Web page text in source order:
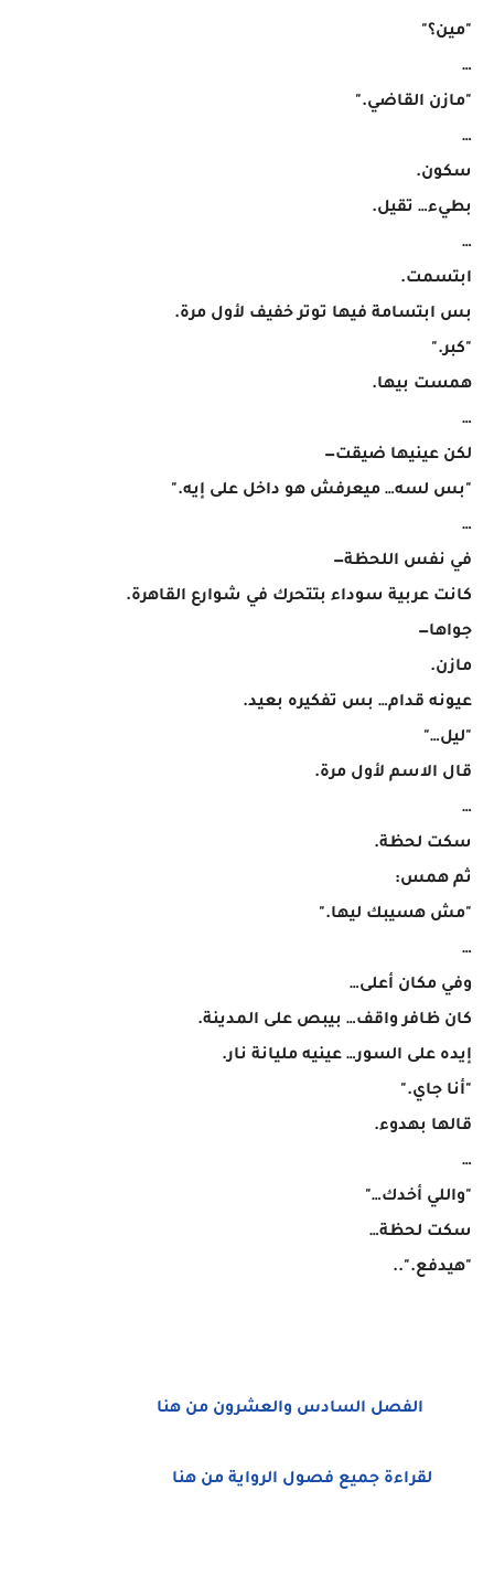
"مين؟"
…
"مازن القاضي."
…
سكون.
بطيء… تقيل.
…
ابتسمت.
بس ابتسامة فيها توتر خفيف لأول مرة.
"كبر."
همست بيها.
…
لكن عينيها ضيقت—
"بس لسه… ميعرفش هو داخل على إيه."
…
في نفس اللحظة—
كانت عربية سوداء بتتحرك في شوارع القاهرة.
جواها—
مازن.
عيونه قدام… بس تفكيره بعيد.
"ليل…"
قال الاسم لأول مرة.
…
سكت لحظة.
ثم همس:
"مش هسيبك ليها."
…
وفي مكان أعلى…
كان ظافر واقف… بيبص على المدينة.
إيده على السور… عينيه مليانة نار.
"أنا جاي."
قالها بهدوء.
…
"واللي أخدك…"
سكت لحظة…
"هيدفع."..
الفصل السادس والعشرون من هنا
لقراءة جميع فصول الرواية من هنا